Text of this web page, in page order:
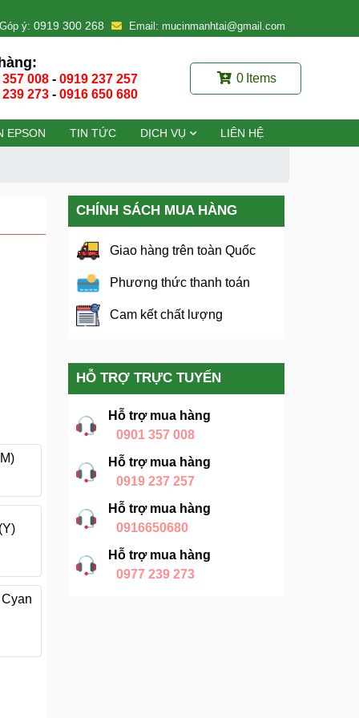
Góp ý: 0919 300 268 Email: mucinmanhtai@gmail.com
008- 0919 237 257
273- 0916 650 680
0 Items
EPSON TIN TỨC DỊCH VỤ LIÊN HỆ
CHÍNH SÁCH MUA HÀNG
Giao hàng trên toàn Quốc
Phương thức thanh toán
Cam kết chất lượng
HỖ TRỢ TRỰC TUYẾN
Hỗ trợ mua hàng
0901 357 008
Hỗ trợ mua hàng
0919 237 257
Hỗ trợ mua hàng
0916650680
Hỗ trợ mua hàng
0977 239 273